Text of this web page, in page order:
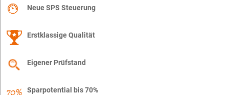
Neue SPS Steuerung
Erstklassige Qualität
Eigener Prüfstand
Sparpotential bis 70%